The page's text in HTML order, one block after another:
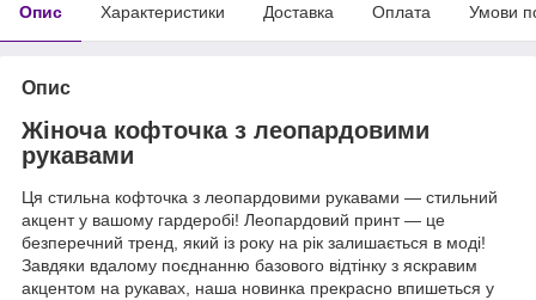
Опис Характеристики Доставка Оплата Умови
Опис
Жіноча кофточка з леопардовими
рукавами
Ця стильна кофточка з леопардовими рукавами — стильний
акцент у вашому гардеробі! Леопардовий принт — це
безперечний тренд, який із року на рік залишається в моді!
Завдяки вдалому поєднанню базового відтінку з яскравим
акцентом на рукавах, наша новинка прекрасно впишеться у